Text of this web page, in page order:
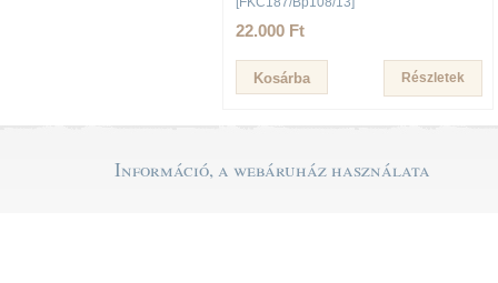
22.000 Ft
Részletek
Információ, a webáruház használata